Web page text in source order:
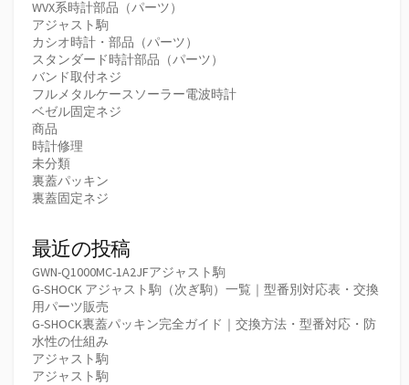
WVX系時計部品（パーツ）
アジャスト駒
カシオ時計・部品（パーツ）
スタンダード時計部品（パーツ）
バンド取付ネジ
フルメタルケースソーラー電波時計
ベゼル固定ネジ
商品
時計修理
未分類
裏蓋パッキン
裏蓋固定ネジ
最近の投稿
GWN-Q1000MC-1A2JFアジャスト駒
G-SHOCK アジャスト駒（次ぎ駒）一覧｜型番別対応表・交換
用パーツ販売
G-SHOCK裏蓋パッキン完全ガイド｜交換方法・型番対応・防
水性の仕組み
アジャスト駒
アジャスト駒